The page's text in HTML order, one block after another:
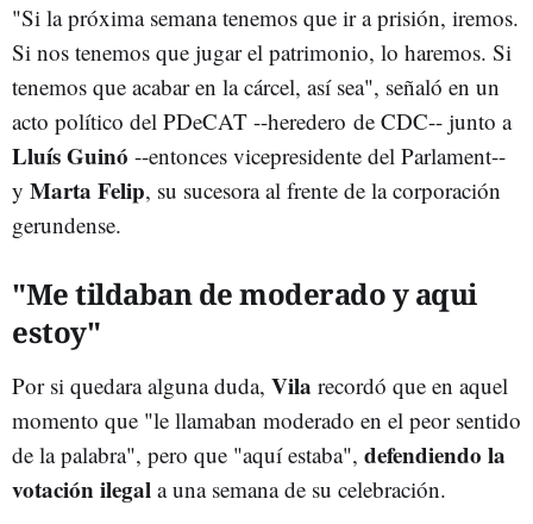
"Si la próxima semana tenemos que ir a prisión, iremos.
Si nos tenemos que jugar el patrimonio, lo haremos. Si
tenemos que acabar en la cárcel, así sea", señaló en un
acto político del PDeCAT --heredero de CDC-- junto a
Lluís Guinó --entonces vicepresidente del Parlament--
y Marta Felip, su sucesora al frente de la corporación
gerundense.
"Me tildaban de moderado y aqui
estoy"
Por si quedara alguna duda, Vila recordó que en aquel
momento que "le llamaban moderado en el peor sentido
de la palabra", pero que "aquí estaba", defendiendo la
votación ilegal a una semana de su celebración.